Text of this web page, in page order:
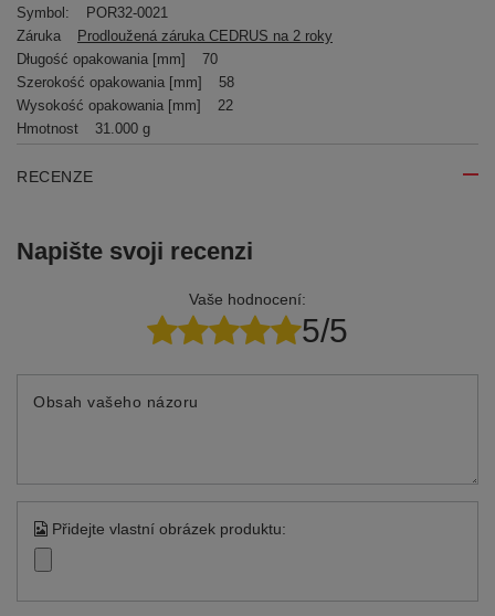
Symbol:
POR32-0021
Záruka
Prodloužená záruka CEDRUS na 2 roky
Długość opakowania [mm]
70
Szerokość opakowania [mm]
58
Wysokość opakowania [mm]
22
Hmotnost
31.000 g
RECENZE
Napište svoji recenzi
Vaše hodnocení:
5/5
Obsah vašeho názoru
Přidejte vlastní obrázek produktu: